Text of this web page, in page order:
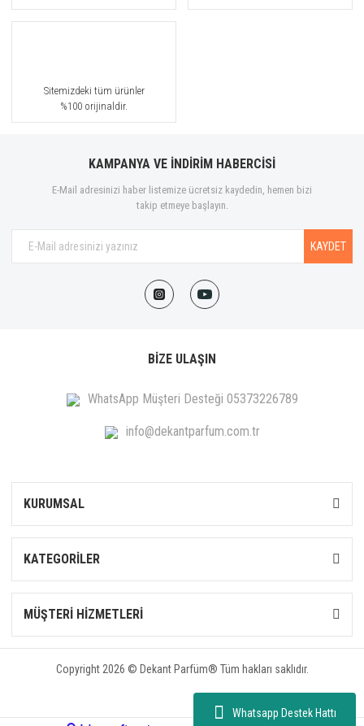
Whatsapp Destek Hattı
Sitemizdeki tüm ürünler
%100 orijinaldir.
KAMPANYA VE İNDİRİM HABERCİSİ
E-Mail adresinizi haber listemize ücretsiz kaydedin, hemen bizi
takip etmeye başlayın.
KAYDET
BİZE ULAŞIN
WhatsApp Müşteri Desteği 05373226789
info@dekantparfum.com.tr
KURUMSAL
KATEGORİLER
MÜŞTERİ HİZMETLERİ
Copyright 2026 © Dekant Parfüm® Tüm hakları saklıdır.